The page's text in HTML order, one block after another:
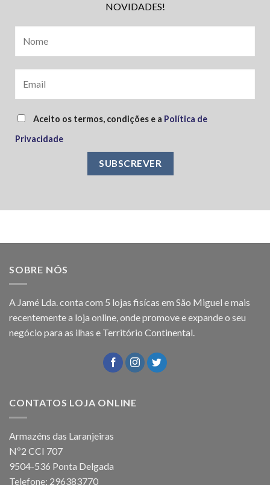
NOVIDADES!
Aceito os termos, condições e a Política de
Privacidade
SOBRE NÓS
A Jamé Lda. conta com 5 lojas fisícas em São Miguel e mais
recentemente a loja online, onde promove e expande o seu
negócio para as ilhas e Território Continental.
CONTATOS LOJA ONLINE
Armazéns das Laranjeiras
Nº2 CCI 707
9504-536 Ponta Delgada
Telefone: 296383770